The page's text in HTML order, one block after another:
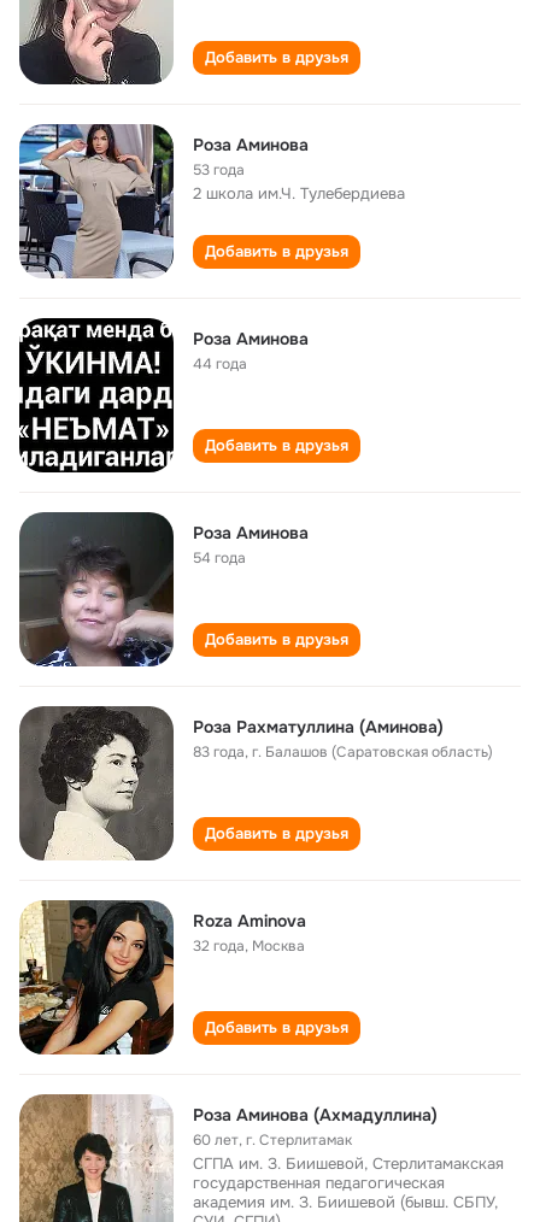
Добавить в друзья
Роза Аминова
53 года
2 школа им.Ч. Тулебердиева
Добавить в друзья
Роза Аминова
44 года
Добавить в друзья
Роза Аминова
54 года
Добавить в друзья
Роза Рахматуллина (Аминова)
83 года,г. Балашов (Саратовская область)
Добавить в друзья
Roza Aminova
32 года, Москва
Добавить в друзья
Роза Аминова (Ахмадуллина)
60 лет,г. Стерлитамак
СГПА им. З. Биишевой, Стерлитамакская
государственная педагогическая
академия им. З. Биишевой (бывш. СБПУ,